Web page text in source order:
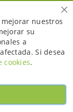
byBobaly Partners.
nuestros
su
a
Si desea
cookies.